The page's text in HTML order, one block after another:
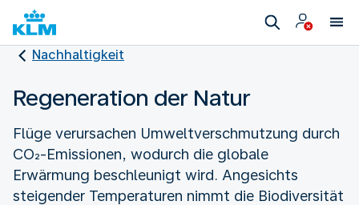
Nachhaltigkeit
Regeneration der Natur
Flüge verursachen Umweltverschmutzung durch
CO₂-Emissionen, wodurch die globale
Erwärmung beschleunigt wird. Angesichts
steigender Temperaturen nimmt die Biodiversität